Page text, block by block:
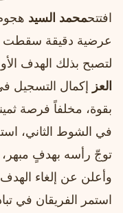
افتتحمحمد السيد
عرضية دقيقة سقطت
لتصبح بذلك الهدف
العز
بقوة، مخلفاً فرصة
في الشوط الثاني،
توجّ رأسه بهدفٍ مبهر،
وأعلن عن إلغاء
استمر الفريقان في